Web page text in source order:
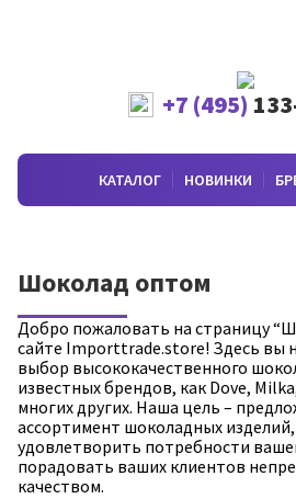
+7 (495)
КАТАЛОГ НОВИНКИ
Шоколад оптом
Добро пожаловать на страницу
сайте Importtrade.store! Здесь вы
выбор высококачественного
известных брендов, как Dove,
многих других. Наша цель –
ассортимент шоколадных
удовлетворить потребности
порадовать ваших клиентов
качеством.